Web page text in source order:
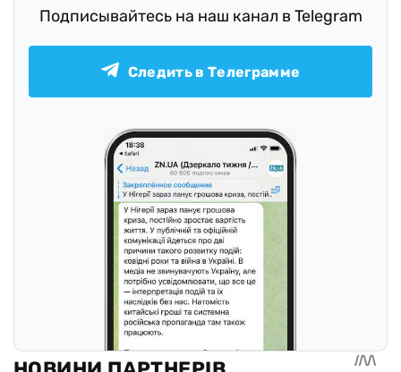
Подписывайтесь на наш канал в Telegram
Следить в Телеграмме